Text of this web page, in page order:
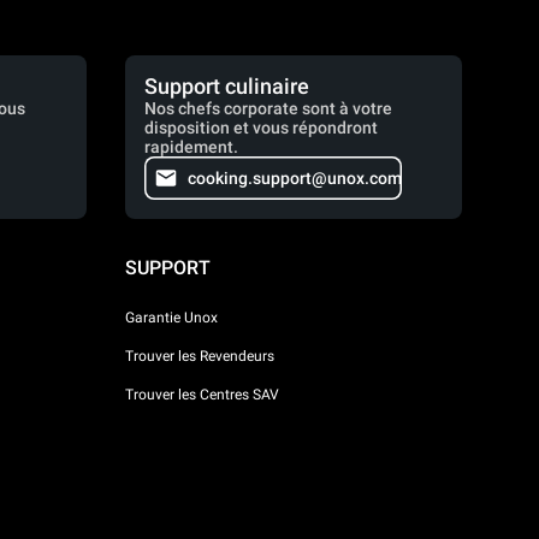
Support culinaire
Nos chefs corporate sont à votre
disposition et vous répondront
rapidement.
cooking.support@unox.com
SUPPORT
Garantie Unox
Trouver les Revendeurs
Trouver les Centres SAV